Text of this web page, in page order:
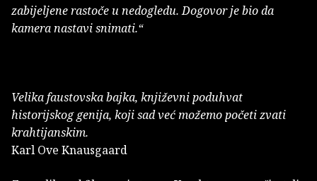
zabijeljene rastoče u nedogledu. Dogovor je bio da
kamera nastavi snimati.“
Velika faustovska bajka, književni poduhvat
historijskog genija, koji sad već možemo početi zvati
krahtijanskim.
Karl Ove Knausgaard